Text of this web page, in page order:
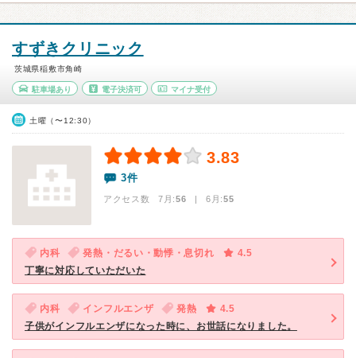
すずきクリニック
茨城県稲敷市角崎
駐車場あり 電子決済可 マイナ受付
土曜（〜12:30）
3.83
3件
アクセス数 7月:56 | 6月:55
内科 発熱・だるい・動悸・息切れ
4.5
丁寧に対応していただいた
内科 インフルエンザ 発熱
4.5
子供がインフルエンザになった時に、お世話になりました。